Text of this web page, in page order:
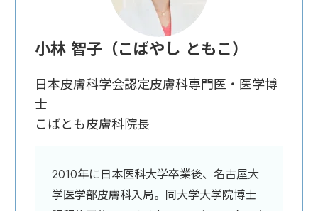
小林 智子（こばやし ともこ）
日本皮膚科学会認定皮膚科専門医・医学博
士
こばとも皮膚科院長
2010年に日本医科大学卒業後、名古屋大
学医学部皮膚科入局。同大学大学院博士